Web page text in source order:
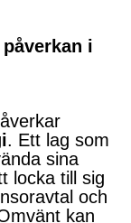
i
. Ett lag som
sina
locka till sig
och
kan